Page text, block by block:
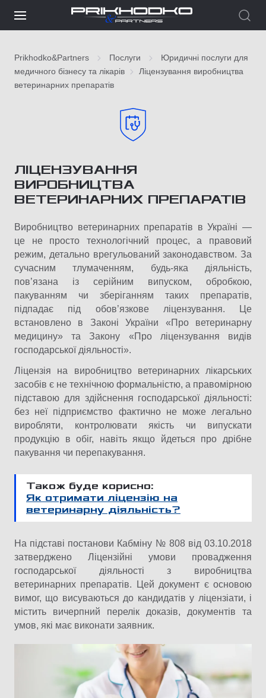
Prikhodko&Partners Послуги
Юридичні послуги для
медичного бізнесу та лікарів
Ліцензування виробництва
ветеринарних препаратів
ЛІЦЕНЗУВАННЯ
ВИРОБНИЦТВА
ВЕТЕРИНАРНИХ ПРЕПАРАТІВ
Виробництво ветеринарних препаратів в Україні —
це не просто технологічний процес, а правовий
режим, детально врегульований законодавством. За
сучасним тлумаченням, будь-яка діяльність,
пов’язана із серійним випуском, обробкою,
пакуванням чи зберіганням таких препаратів,
підпадає під обов’язкове ліцензування. Це
встановлено в Законі України «Про ветеринарну
медицину» та Закону «Про ліцензування видів
господарської діяльності».
Ліцензія на виробництво ветеринарних лікарських
засобів є не технічною формальністю, а правомірною
підставою для здійснення господарської діяльності:
без неї підприємство фактично не може легально
виробляти, контролювати якість чи випускати
продукцію в обіг, навіть якщо йдеться про дрібне
пакування чи перепакування.
Також буде корисно:
Як отримати ліцензію на
ветеринарну діяльність?
На підставі постанови Кабміну № 808 від 03.10.2018
затверджено Ліцензійні умови провадження
господарської діяльності з виробництва
ветеринарних препаратів. Цей документ є основою
вимог, що висуваються до кандидатів у ліцензіати, і
містить вичерпний перелік доказів, документів та
умов, які має виконати заявник.